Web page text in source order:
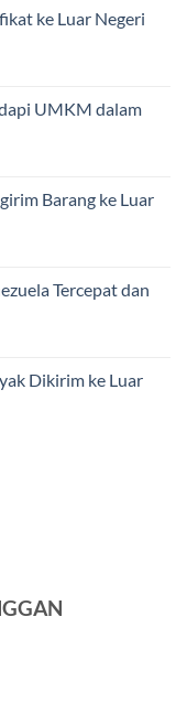
ke Luar Negeri
UMKM dalam
Barang ke Luar
Tercepat dan
Dikirim ke Luar